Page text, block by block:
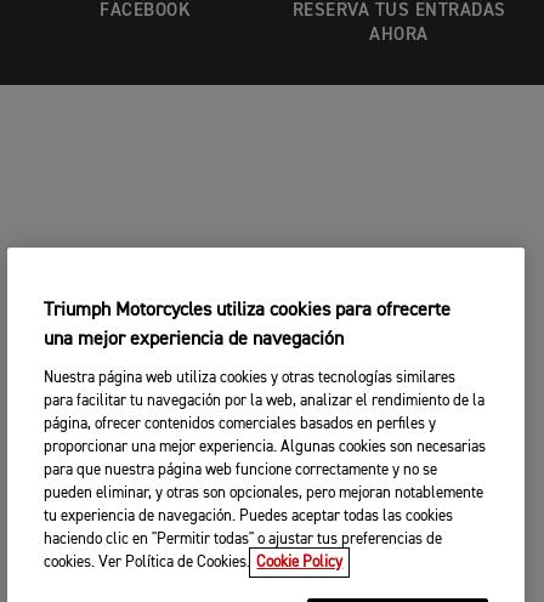
FACEBOOK
RESERVA TUS ENTRADAS
AHORA
Triumph Motorcycles utiliza cookies para ofrecerte
una mejor experiencia de navegación
Nuestra página web utiliza cookies y otras tecnologías similares
para facilitar tu navegación por la web, analizar el rendimiento de la
página, ofrecer contenidos comerciales basados en perfiles y
proporcionar una mejor experiencia. Algunas cookies son necesarias
para que nuestra página web funcione correctamente y no se
pueden eliminar, y otras son opcionales, pero mejoran notablemente
tu experiencia de navegación. Puedes aceptar todas las cookies
haciendo clic en "Permitir todas" o ajustar tus preferencias de
cookies. Ver Política de Cookies. Cookie Policy